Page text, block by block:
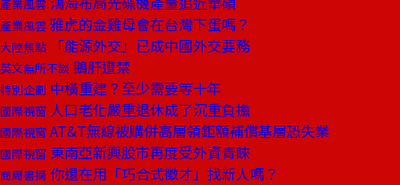
產業風雲
產業風雲 雅虎的金雞母會在台灣下蛋嗎？
大陸焦點 「能源外交」已成中國外交要務
英文無所不談 鵝肝遭禁
特別企劃 中橫重建？至少需要等十年
國際視窗 人口老化嚴重退休成了沉重負擔
國際視窗 AT&T無線被購併高層領鉅額補償基層恐失業
國際視窗 東南亞新興股市再度受外資青睞
商周書摘 你還在用「巧合式徵才」找新人嗎？